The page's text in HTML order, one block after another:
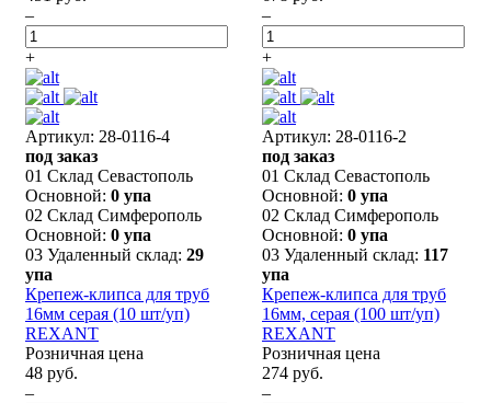
–
+
–
+
Артикул: 28-0116-4
под заказ
01 Склад Севастополь
Основной: 0 упа
02 Склад Симферополь
Основной: 0 упа
03 Удаленный склад: 29
упа
Крепеж-клипса для труб
16мм серая (10 шт/уп)
REXANT
Розничная цена
48 руб.
–
Артикул: 28-0116-2
под заказ
01 Склад Севастополь
Основной: 0 упа
02 Склад Симферополь
Основной: 0 упа
03 Удаленный склад: 117
упа
Крепеж-клипса для труб
16мм, серая (100 шт/уп)
REXANT
Розничная цена
274 руб.
–